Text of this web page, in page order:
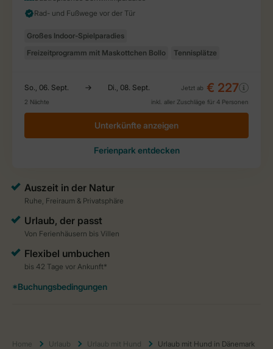
Home Urlaub Urlaub mit Hund Urlaub mit Hund in Dänemark